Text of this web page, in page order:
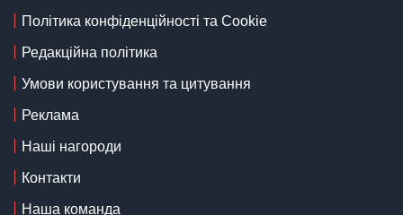
Політика конфіденційності та Cookie
Редакційна політика
Умови користування та цитування
Реклама
Наші нагороди
Контакти
Наша команда